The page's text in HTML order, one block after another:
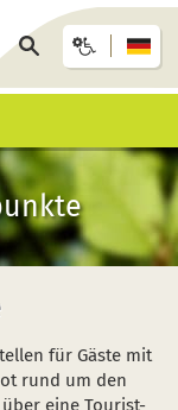
Seite
durchsuchen
für Gäste mit
rund um den
eine Tourist-